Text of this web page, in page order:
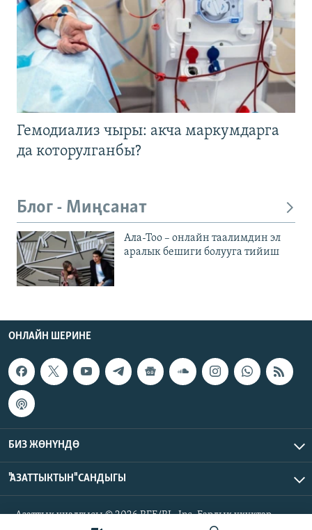
Гемодиализ чыры: акча маркумдарга
да которулганбы?
Блог - Миңсанат
Ала-Тоо – онлайн таалимдин эл
аралык бешиги болууга тийиш
ОНЛАЙН ШЕРИНЕ
БИЗ ЖӨНҮНДӨ
"АЗАТТЫКТЫН" САНДЫГЫ
Азаттык үналгысы © 2026 RFE/RL, Inc. Бардык укуктар